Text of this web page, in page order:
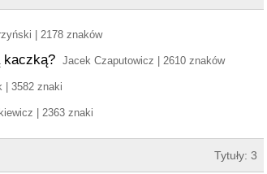
| 2178 znaków
kaczką? Jacek Czaputowicz | 2610 znaków
| 3582 znaki
| 2363 znaki
Tytuły: 3